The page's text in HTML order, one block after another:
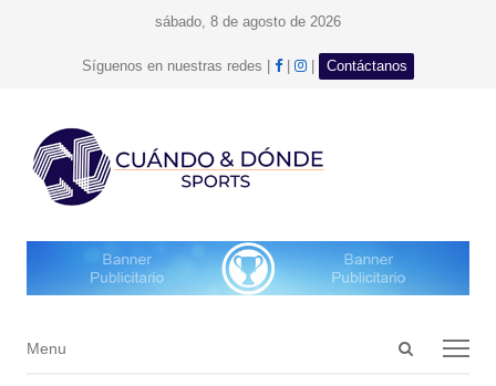
sábado, 8 de agosto de 2026
Síguenos en nuestras redes | facebook
| Instagram
Contáctanos
Open
Menu
Menu